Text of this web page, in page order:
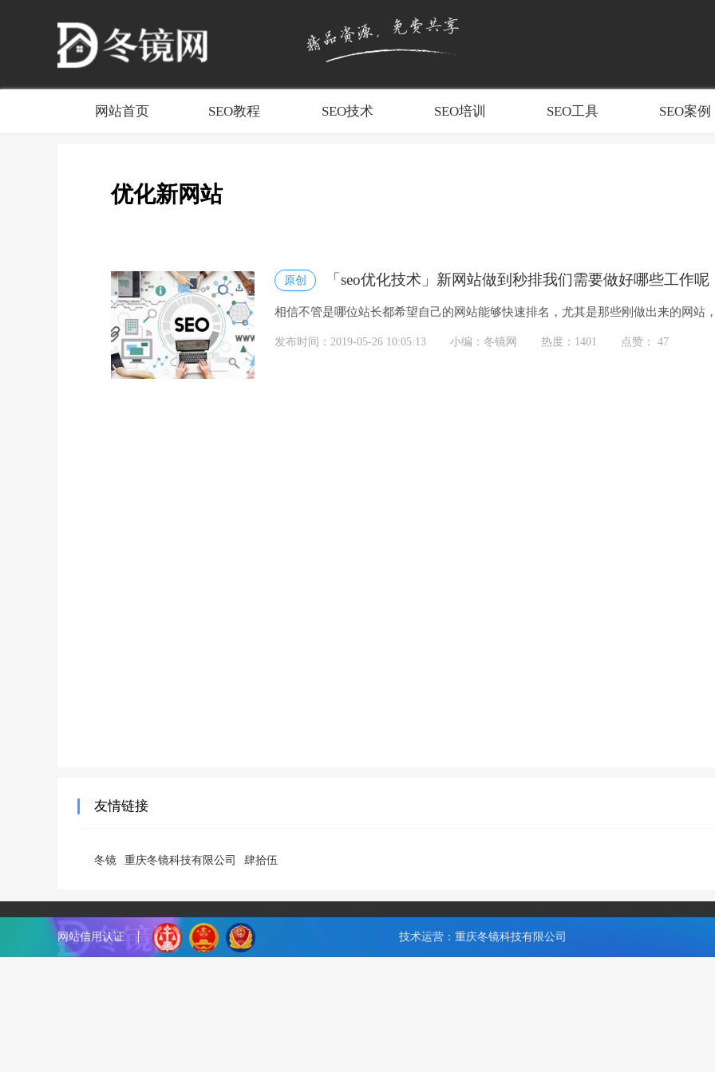
网站首页 SEO教程 SEO技术 SEO培训 SEO工具 SEO案例
优化新网站
原创 「seo优化技术」新网站做到秒排我们需要做好哪些工作呢
相信不管是哪位站长都希望自己的网站能够快速排名，尤其是那些刚做出来的网站
说新站想要做到秒排的几率很小，特别是一些小白做出来的新站，秒排的几率更是
发布时间：2019-05-26 10:05:13 小编：冬镜网 热度：1401 点赞： 47
友情链接
冬镜 重庆冬镜科技有限公司 肆拾伍
网站信用认证 技术运营：重庆冬镜科技有限公司